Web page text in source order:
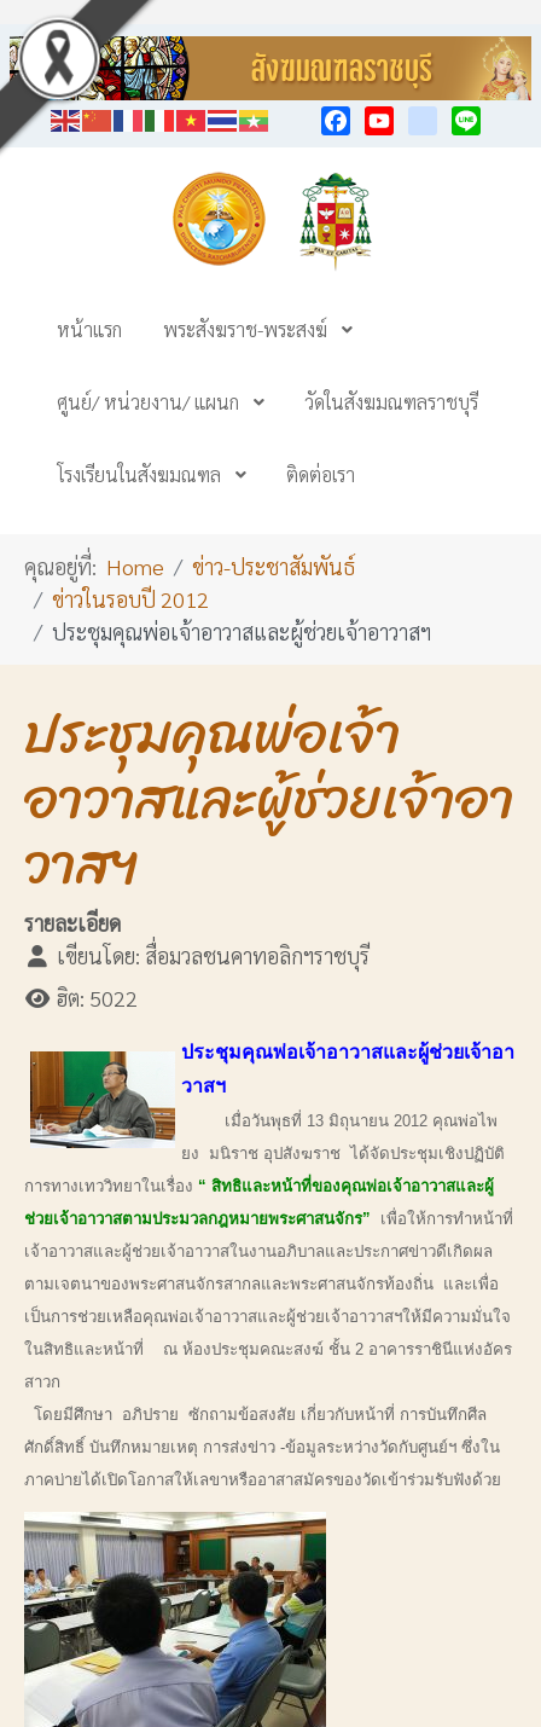
หน้าแรก พระสังฆราช-พระสงฆ์
ศูนย์/ หน่วยงาน/ แผนก วัดในสังฆมณฑลราชบุรี
โรงเรียนในสังฆมณฑล ติดต่อเรา
คุณอยู่ที่: Home
ข่าว-ประชาสัมพันธ์
ข่าวในรอบปี 2012
ประชุมคุณพ่อเจ้าอาวาสและผู้ช่วยเจ้าอาวาสฯ
ประชุมคุณพ่อเจ้า
อาวาสและผู้ช่วยเจ้าอา
วาสฯ
รายละเอียด
เขียนโดย: สื่อมวลชนคาทอลิกฯราชบุรี
ฮิต: 5022
ประชุมคุณพ่อเจ้าอาวาสและผู้ช่วยเจ้าอา
วาสฯ
เมื่อวันพุธที่ 13 มิถุนายน 2012 คุณพ่อไพ
ยง มนิราช อุปสังฆราช ได้จัดประชุมเชิงปฏิบัติ
การทางเทววิทยาในเรื่อง “ สิทธิและหน้าที่ของคุณพ่อเจ้าอาวาสและผู้
ช่วยเจ้าอาวาสตามประมวลกฎหมายพระศาสนจักร” เพื่อให้การทำหน้าที่
เจ้าอาวาสและผู้ช่วยเจ้าอาวาสในงานอภิบาลและประกาศข่าวดีเกิดผล
ตามเจตนาของพระศาสนจักรสากลและพระศาสนจักรท้องถิ่น และเพื่อ
เป็นการช่วยเหลือคุณพ่อเจ้าอาวาสและผู้ช่วยเจ้าอาวาสฯให้มีความมั่นใจ
ในสิทธิและหน้าที่ ณ ห้องประชุมคณะสงฆ์ ชั้น 2 อาคารราชินีแห่งอัคร
สาวก
โดยมีศึกษา อภิปราย ซักถามข้อสงสัย เกี่ยวกับหน้าที่ การบันทึกศีล
ศักดิ์สิทธิ์ บันทึกหมายเหตุ การส่งข่าว -ข้อมูลระหว่างวัดกับศูนย์ฯ ซึ่งใน
ภาคบ่ายได้เปิดโอกาสให้เลขาหรืออาสาสมัครของวัดเข้าร่วมรับฟังด้วย